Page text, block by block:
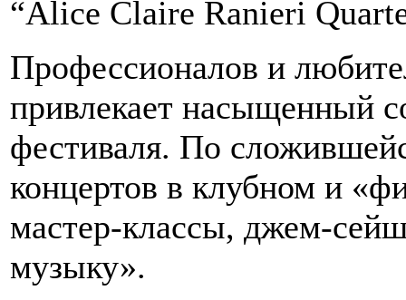
“Alice Claire Ranieri
Профессионалов и
привлекает насыщенный
фестиваля. По
концертов в клубном и
мастер-классы, джем-
музыку».